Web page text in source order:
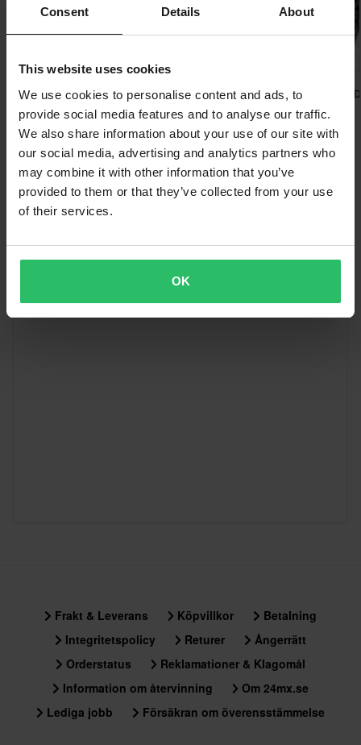
Consent Details About
This website uses cookies
We use cookies to personalise content and ads, to
provide social media features and to analyse our traffic.
We also share information about your use of our site with
our social media, advertising and analytics partners who
may combine it with other information that you’ve
provided to them or that they’ve collected from your use
of their services.
OK
Fri frakt över 1500kr*
innan du slutför din beställning. *Fri frakt gäller ej för stora och
60 dagars returrätt*
Du har rätt att returnera din beställning inom 60 dagar.
Returavgifter tillkommer. *Rätten att returnera gäller inte för
produkter som är personaliserade eller tillverkade på beställning.
Se vår
Kundvård-sida
Skicka
679 kr -15%
799 kr
Maxxis Rekon Race Däck
665 kr
769 kr
Continental Terra Speed
Svart/Brun Däck
Maxxis Rekon
Vad våra kunder tycker
Frakt & Leverans Köpvillkor
Betalning
Integritetspolicy
Returer
Ångerrätt
Orderstatus
Reklamationer & Klagomål
Information om återvinning
Om 24mx.se
Lediga jobb
Försäkran om överensstämmelse